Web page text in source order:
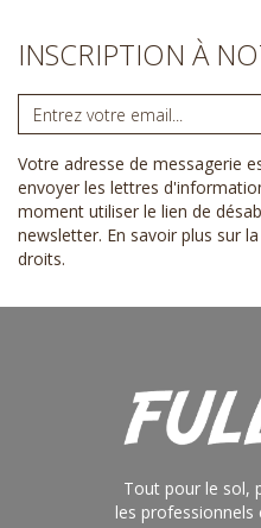
INSCRIPTION À
Votre adresse de messagerie
envoyer les lettres
moment utiliser le lien de
newsletter. En savoir plus sur
droits.
Tout pour le sol,
les professionnels